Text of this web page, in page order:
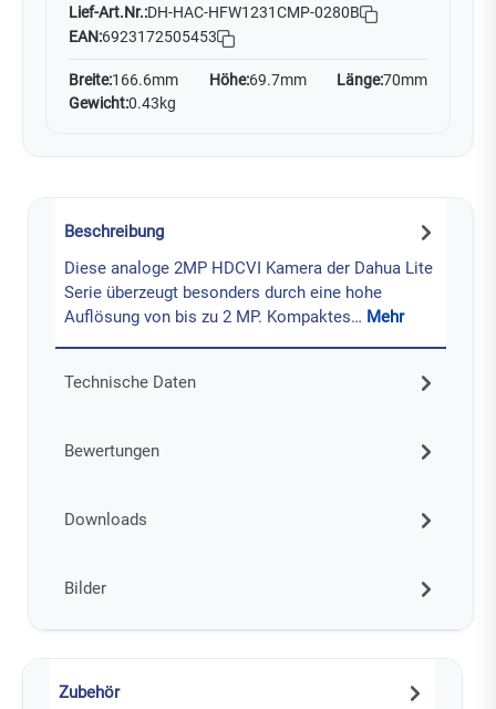
Lief-Art.Nr.:DH-HAC-HFW1231CMP-0280B
EAN:6923172505453
Breite:166.6mm Höhe:69.7mm Länge:70mm
Gewicht:0.43kg
Beschreibung
Diese analoge 2MP HDCVI Kamera der Dahua Lite
Serie überzeugt besonders durch eine hohe
Auflösung von bis zu 2 MP. Kompaktes… Mehr
Technische Daten
Bewertungen
Downloads
Bilder
Zubehör